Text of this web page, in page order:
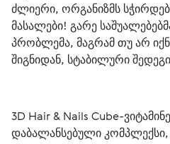
ძლიერი, ორგანიზმს
მასალები! გარე
პრობლემა, მაგრამ თუ არ
შიგნიდან, სტაბილური
3D Hair & Nails Cube-
დაბალანსებული